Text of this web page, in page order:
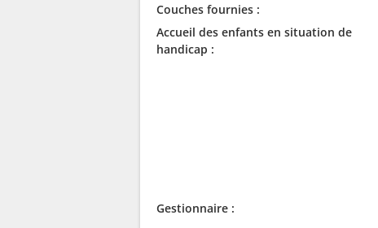
Couches fournies :
Accueil des enfants en situation de
handicap :
Gestionnaire :